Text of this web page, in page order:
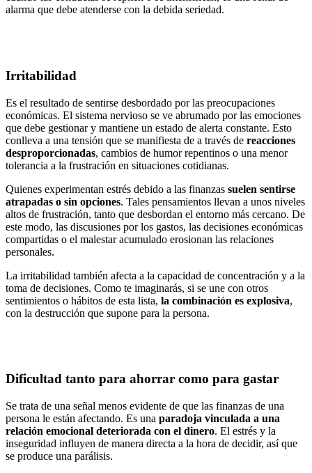
alarma que debe atenderse con la debida seriedad.
Irritabilidad
Es el resultado de sentirse desbordado por las preocupaciones
económicas. El sistema nervioso se ve abrumado por las emociones
que debe gestionar y mantiene un estado de alerta constante. Esto
conlleva a una tensión que se manifiesta de a través de reacciones
desproporcionadas, cambios de humor repentinos o una menor
tolerancia a la frustración en situaciones cotidianas.
Quienes experimentan estrés debido a las finanzas suelen sentirse
atrapadas o sin opciones. Tales pensamientos llevan a unos niveles
altos de frustración, tanto que desbordan el entorno más cercano. De
este modo, las discusiones por los gastos, las decisiones económicas
compartidas o el malestar acumulado erosionan las relaciones
personales.
La irritabilidad también afecta a la capacidad de concentración y a la
toma de decisiones. Como te imaginarás, si se une con otros
sentimientos o hábitos de esta lista, la combinación es explosiva,
con la destrucción que supone para la persona.
Dificultad tanto para ahorrar como para gastar
Se trata de una señal menos evidente de que las finanzas de una
persona le están afectando. Es una paradoja vinculada a una
relación emocional deteriorada con el dinero. El estrés y la
inseguridad influyen de manera directa a la hora de decidir, así que
se produce una parálisis.